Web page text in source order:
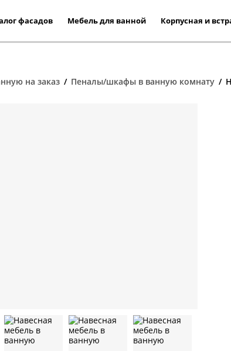
п-
фасадов Мебель для ванной Корпусная и
на заказ / Пеналы/шкафы в ванную комнату /